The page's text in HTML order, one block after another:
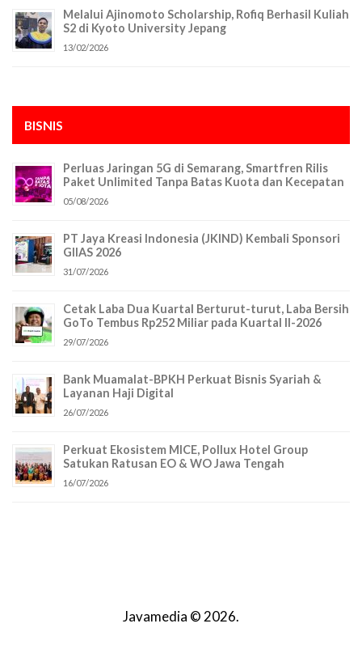
Melalui Ajinomoto Scholarship, Rofiq Berhasil Kuliah
S2 di Kyoto University Jepang
13/02/2026
BISNIS
Perluas Jaringan 5G di Semarang, Smartfren Rilis
Paket Unlimited Tanpa Batas Kuota dan Kecepatan
05/08/2026
PT Jaya Kreasi Indonesia (JKIND) Kembali Sponsori
GIIAS 2026
31/07/2026
Cetak Laba Dua Kuartal Berturut-turut, Laba Bersih
GoTo Tembus Rp252 Miliar pada Kuartal II-2026
29/07/2026
Bank Muamalat-BPKH Perkuat Bisnis Syariah &
Layanan Haji Digital
26/07/2026
Perkuat Ekosistem MICE, Pollux Hotel Group
Satukan Ratusan EO & WO Jawa Tengah
16/07/2026
Javamedia © 2026.